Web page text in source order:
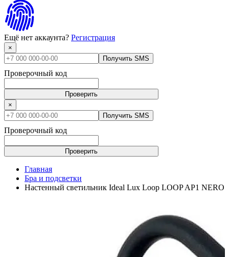
Ещё нет аккаунта? Регистрация
×
Получить SMS
Проверочный код
Проверить
×
Получить SMS
Проверочный код
Проверить
Главная
Бра и подсветки
Настенный светильник Ideal Lux Loop LOOP AP1 NERO